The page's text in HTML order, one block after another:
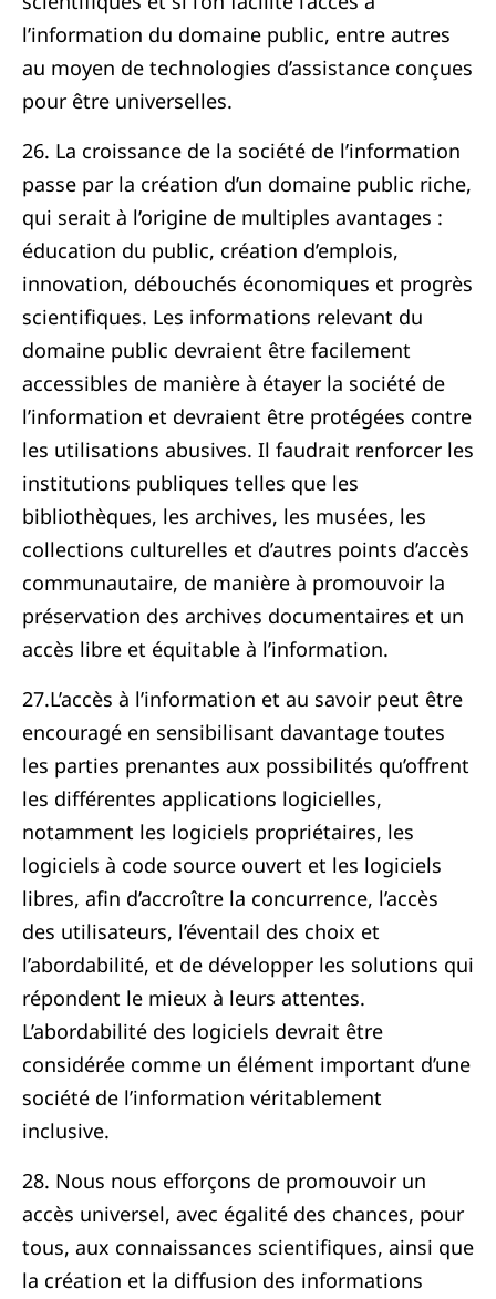
l’information du domaine public, entre autres
au moyen de technologies d’assistance conçues
pour être universelles.
26. La croissance de la société de l’information
passe par la création d’un domaine public riche,
qui serait à l’origine de multiples avantages :
éducation du public, création d’emplois,
innovation, débouchés économiques et progrès
scientifiques. Les informations relevant du
domaine public devraient être facilement
accessibles de manière à étayer la société de
l’information et devraient être protégées contre
les utilisations abusives. Il faudrait renforcer les
institutions publiques telles que les
bibliothèques, les archives, les musées, les
collections culturelles et d’autres points d’accès
communautaire, de manière à promouvoir la
préservation des archives documentaires et un
accès libre et équitable à l’information.
27.L’accès à l’information et au savoir peut être
encouragé en sensibilisant davantage toutes
les parties prenantes aux possibilités qu’offrent
les différentes applications logicielles,
notamment les logiciels propriétaires, les
logiciels à code source ouvert et les logiciels
libres, afin d’accroître la concurrence, l’accès
des utilisateurs, l’éventail des choix et
l’abordabilité, et de développer les solutions qui
répondent le mieux à leurs attentes.
L’abordabilité des logiciels devrait être
considérée comme un élément important d’une
société de l’information véritablement
inclusive.
28. Nous nous efforçons de promouvoir un
accès universel, avec égalité des chances, pour
tous, aux connaissances scientifiques, ainsi que
la création et la diffusion des informations